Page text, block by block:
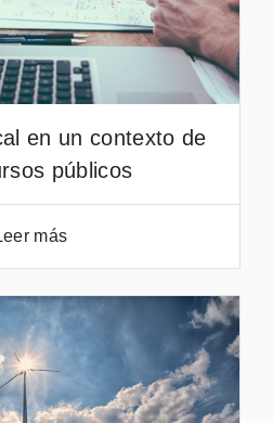
en un contexto de
públicos
más